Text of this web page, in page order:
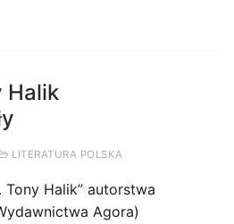
Halik
LITERATURA POLSKA
Tony Halik” autorstwa
Agora)